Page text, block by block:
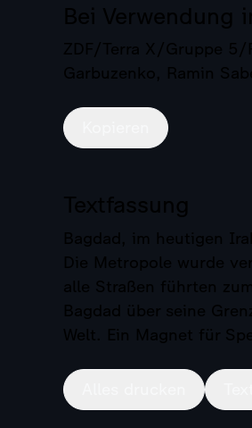
Bei Verwendung
ZDF/Terra X/Gruppe 5/
Garbuzenko, Ramin
Textfassung
Bagdad, im heutigen
Die Metropole wurde
alle Straßen führten
Bagdad über seine
Welt. Ein Magnet für